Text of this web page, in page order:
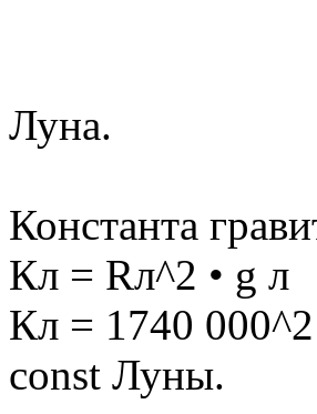
Луна.
Константа
Кл = Rл^2 • g л
Кл = 1740
const Луны.